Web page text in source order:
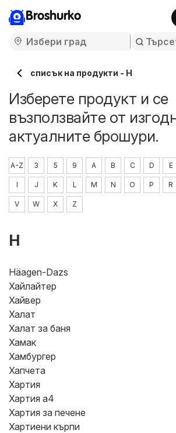
Broshurko
списък на продукти - H
Изберете продукт и се
възползвайте от
актуалните брошури.
A-Z 3 5 9 A B C D E
I J K L M N O P R
V W X Z
H
Häagen-Dazs
Хайлайтер
Хайвер
Халат
Халат за баня
Хамак
Хамбургер
Хапчета
Хартия
Хартия а4
Хартия за печене
Хартиени кърпи